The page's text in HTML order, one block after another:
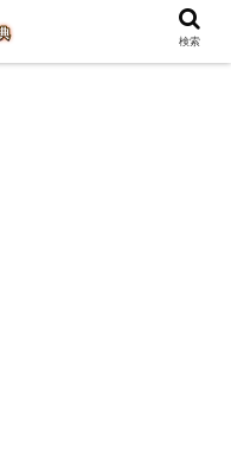
検索